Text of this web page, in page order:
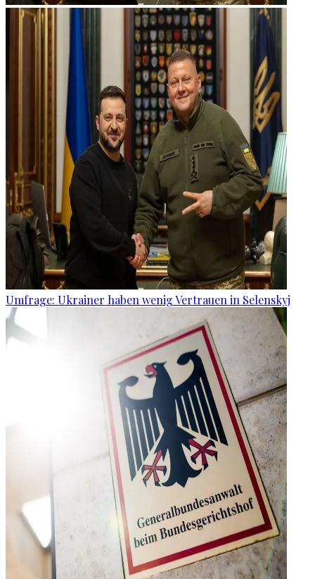
Umfrage: Ukrainer haben wenig Vertrauen in Selenskyj